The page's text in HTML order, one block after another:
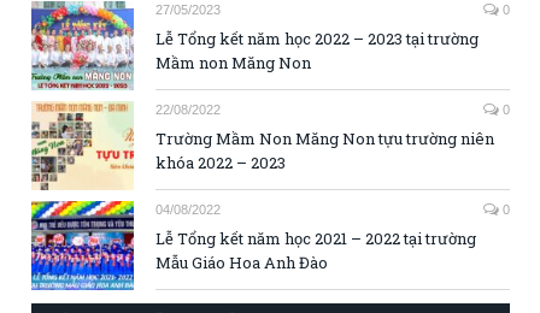
27/05/2023 0
Lễ Tổng kết năm học 2022 – 2023 tại trường
Mầm non Măng Non
22/08/2022 0
Trường Mầm Non Măng Non tựu trường niên
khóa 2022 – 2023
04/08/2022 0
Lễ Tổng kết năm học 2021 – 2022 tại trường
Mẫu Giáo Hoa Anh Đào